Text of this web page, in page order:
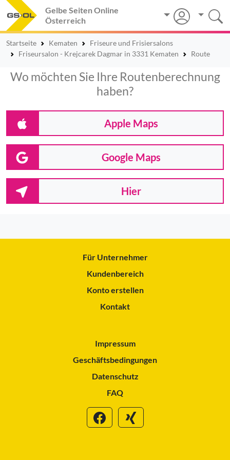
Gelbe Seiten Online
Österreich
Startseite Kematen
Friseure und Frisiersalons
Friseursalon - Krejcarek Dagmar in 3331 Kematen
Route
Wo möchten Sie Ihre Routenberechnung
haben?
Apple Maps
Google Maps
Hier
Für Unternehmer
Kundenbereich
Konto erstellen
Kontakt
Impressum
Geschäftsbedingungen
Datenschutz
FAQ